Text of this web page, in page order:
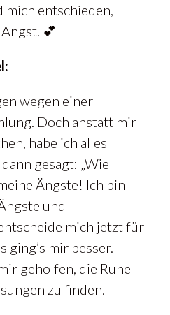
entschieden,
💕
wegen einer
Doch anstatt mir
habe ich alles
gesagt: „Wie
Ängste! Ich bin
und
mich jetzt für
ging’s mir besser.
geholfen, die Ruhe
zu finden.